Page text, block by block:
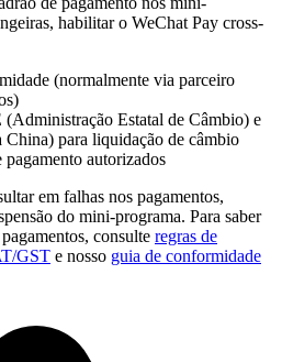
habilitar o WeChat Pay cross-
(normalmente via parceiro
(Administração Estatal de Câmbio) e
para liquidação de câmbio
autorizados
em falhas nos pagamentos,
do mini-programa. Para saber
consulte regras de
/GST e nosso guia de conformidade